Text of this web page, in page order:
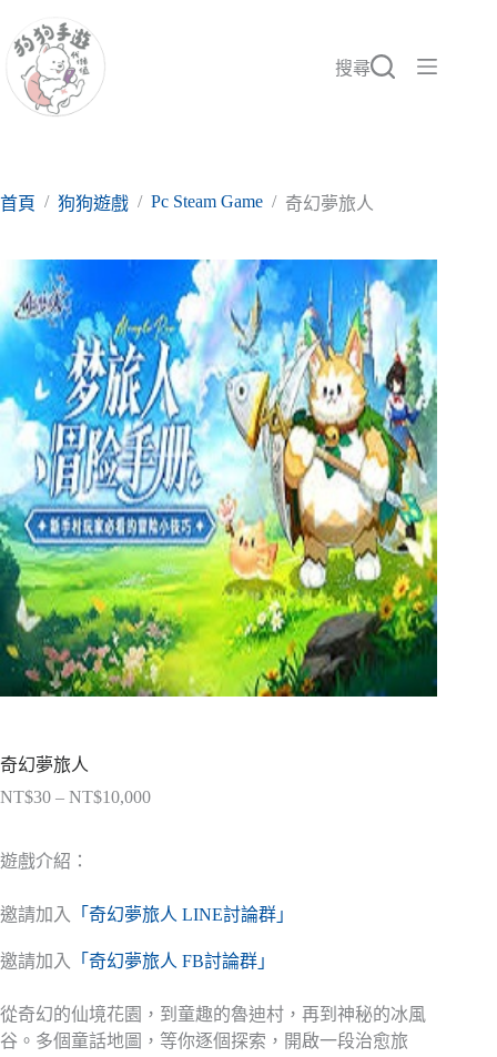
至
要
搜尋
首頁 / 狗狗遊戲 / Pc Steam Game / 奇幻夢旅人
奇幻夢旅人
NT$30 – NT$10,000價
NT$30
到
NT$10,000
遊戲介紹：
邀請加入 「奇幻夢旅人 LINE討論群」
邀請加入 「奇幻夢旅人 FB討論群」
從奇幻的仙境花園，到童趣的魯迪村，再到神秘的冰風
谷。多個童話地圖，等你逐個探索，開啟一段治愈旅